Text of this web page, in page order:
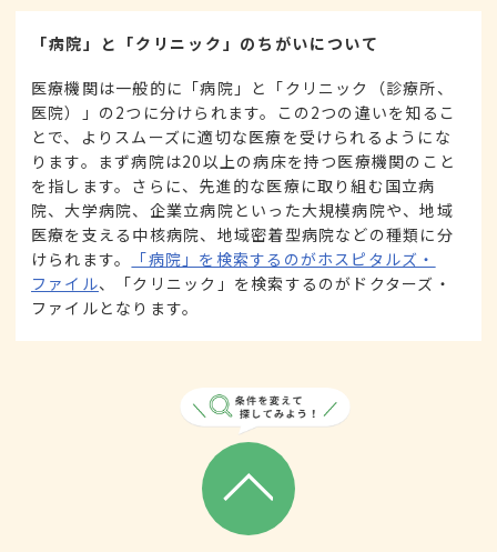
「病院」と「クリニック」のちがいについて
医療機関は一般的に「病院」と「クリニック（診療所、
医院）」の2つに分けられます。この2つの違いを知るこ
とで、よりスムーズに適切な医療を受けられるようにな
ります。まず病院は20以上の病床を持つ医療機関のこと
を指します。さらに、先進的な医療に取り組む国立病
院、大学病院、企業立病院といった大規模病院や、地域
医療を支える中核病院、地域密着型病院などの種類に分
けられます。
「病院」を検索するのがホスピタルズ・
ファイル、「クリニック」を検索するのがドクターズ・
ファイルとなります。